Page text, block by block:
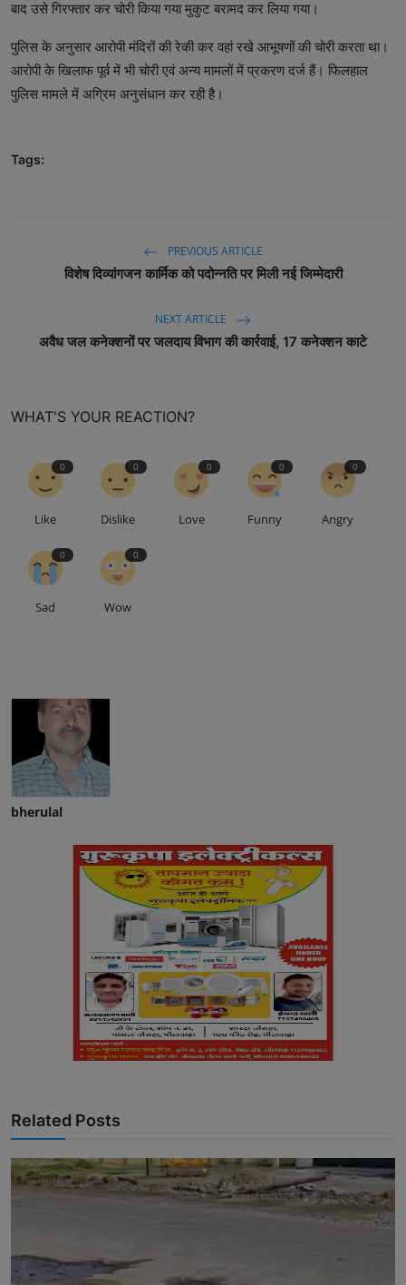
बाद उसे गिरफ्तार कर चोरी किया गया मुकुट बरामद कर लिया गया।
पुलिस के अनुसार आरोपी मंदिरों की रेकी कर वहां रखे आभूषणों की चोरी करता था।
आरोपी के खिलाफ पूर्व में भी चोरी एवं अन्य मामलों में प्रकरण दर्ज हैं। फिलहाल
पुलिस मामले में अग्रिम अनुसंधान कर रही है।
Tags:
PREVIOUS ARTICLE
विशेष दिव्यांगजन कार्मिक को पदोन्नति पर मिली नई जिम्मेदारी
NEXT ARTICLE
अवैध जल कनेक्शनों पर जलदाय विभाग की कार्रवाई, 17 कनेक्शन काटे
WHAT'S YOUR REACTION?
0
Like
0
Dislike
0
Love
0
Funny
0
Angry
0
Sad
0
Wow
bherulal
Related Posts